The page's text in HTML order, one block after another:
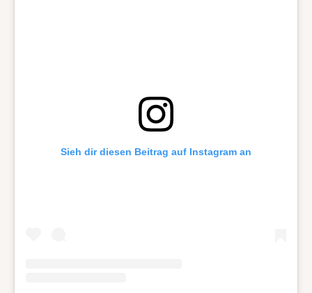
Sieh dir diesen Beitrag auf Instagram an